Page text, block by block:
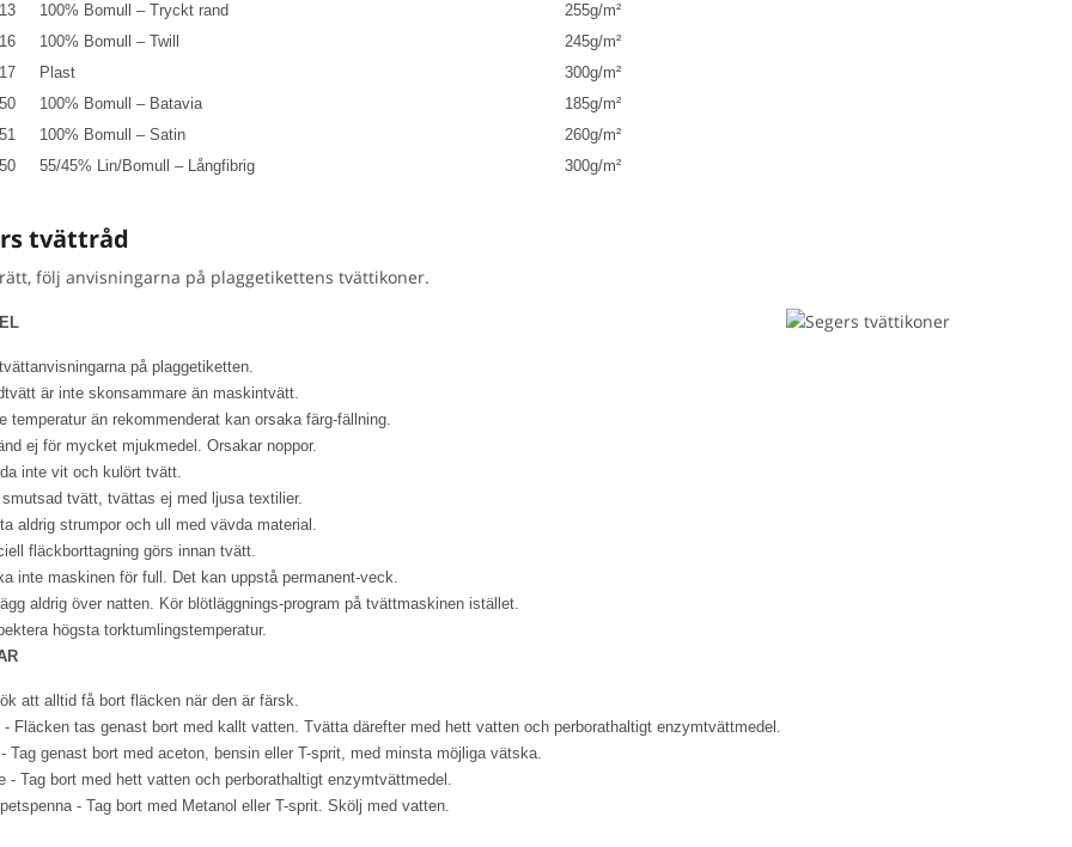
100% Bomull – Tryckt rand 255g/m²
100% Bomull – Twill 245g/m²
Plast 300g/m²
100% Bomull – Batavia 185g/m²
100% Bomull – Satin 260g/m²
55/45% Lin/Bomull – Långfibrig 300g/m²
tvättråd
följ anvisningarna på plaggetikettens tvättikoner.
på plaggetiketten.
är inte skonsammare än maskintvätt.
temperatur än rekommenderat kan orsaka färg-fällning.
ej för mycket mjukmedel. Orsakar noppor.
inte vit och kulört tvätt.
smutsad tvätt, tvättas ej med ljusa textilier.
aldrig strumpor och ull med vävda material.
fläckborttagning görs innan tvätt.
inte maskinen för full. Det kan uppstå permanent-veck.
aldrig över natten. Kör blötläggnings-program på tvättmaskinen istället.
högsta torktumlingstemperatur.
att alltid få bort fläcken när den är färsk.
- Fläcken tas genast bort med kallt vatten. Tvätta därefter med hett vatten och perborathaltigt enzymtvättmedel.
Tag genast bort med aceton, bensin eller T-sprit, med minsta möjliga vätska.
- Tag bort med hett vatten och perborathaltigt enzymtvättmedel.
- Tag bort med Metanol eller T-sprit. Skölj med vatten.